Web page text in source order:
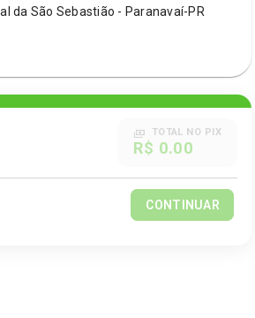
da São Sebastião - Paranavaí-PR
TOTAL NO PIX
R$ 0.00
CONTINUAR